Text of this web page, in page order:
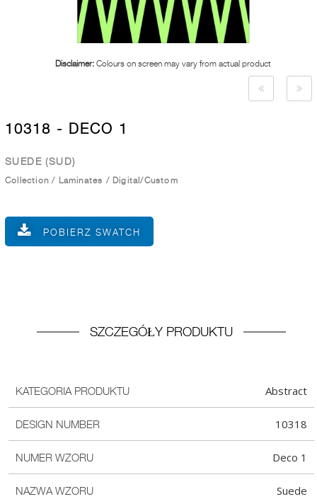
Disclaimer: Colours on screen may vary from actual product
10318 - DECO 1
SUEDE (SUD)
Collection / Laminates / Digital/Custom
POBIERZ SWATCH
SZCZEGÓŁY PRODUKTU
KATEGORIA PRODUKTU Abstract
DESIGN NUMBER 10318
NUMER WZORU Deco 1
NAZWA WZORU Suede